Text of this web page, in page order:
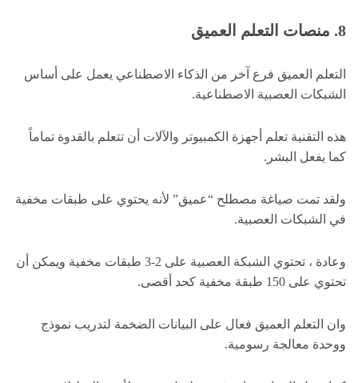
8. منصات التعلم العميق
التعلم العميق فرع آخر من الذكاء الاصطناعي يعمل على أساس
الشبكات العصبية الاصطناعية.
هذه التقنية تعلم أجهزة الكمبيوتر والآلات أن تتعلم بالقدوة تماماً
كما يفعل البشر.
ولقد تمت صياغة مصطلح “عميق” لأنه يحتوي على طبقات مخفية
في الشبكات العصبية.
وعادة ، تحتوي الشبكة العصبية على 2-3 طبقات مخفية ويمكن أن
تحتوي على 150 طبقة مخفية كحد أقصى.
وان التعلم العميق فعال على البيانات الضخمة لتدريب نموذج
ووحدة معالجة رسومية.